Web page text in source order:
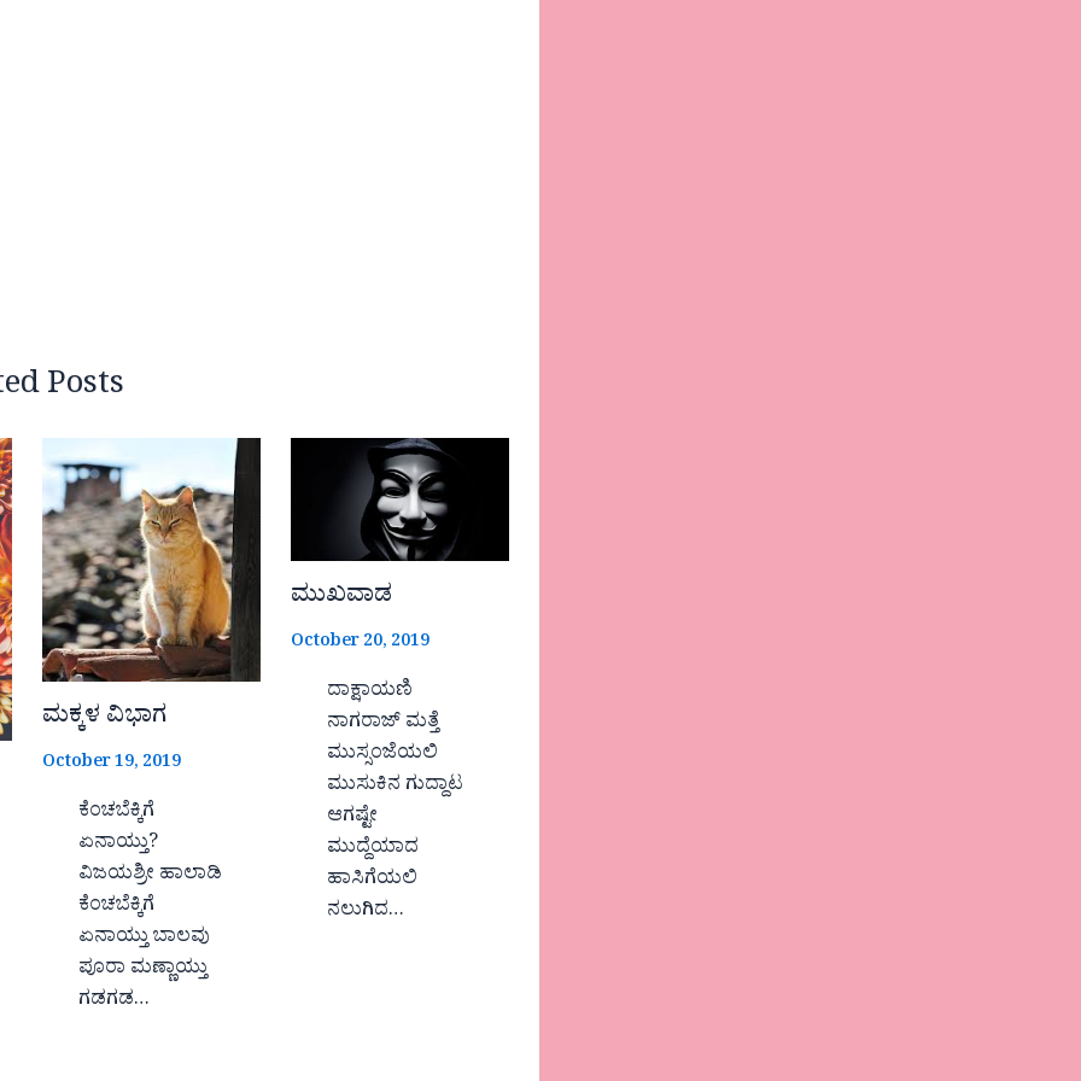
Posts
ಮಕ್ಕಳ ವಿಭಾಗ
October 19, 2019
ಕೆಂಚಬೆಕ್ಕಿಗೆ
ಏನಾಯ್ತು?
ವಿಜಯಶ್ರೀ ಹಾಲಾಡಿ
ಕೆಂಚಬೆಕ್ಕಿಗೆ
ಏನಾಯ್ತು ಬಾಲವು
ಪೂರಾ ಮಣ್ಣಾಯ್ತು
ಗಡಗಡ…
ಮುಖವಾಡ
October 20, 2019
ದಾಕ್ಷಾಯಣಿ
ನಾಗರಾಜ್ ಮತ್ತೆ
ಮುಸ್ಸಂಜೆಯಲಿ
ಮುಸುಕಿನ ಗುದ್ದಾಟ
ಆಗಷ್ಟೇ
ಮುದ್ದೆಯಾದ
ಹಾಸಿಗೆಯಲಿ
ನಲುಗಿದ…